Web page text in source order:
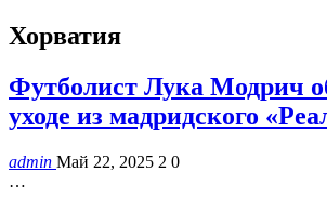
Хорватия
Футболист Лука Модрич
уходе из мадридского
admin Май 22, 2025 2 0
…